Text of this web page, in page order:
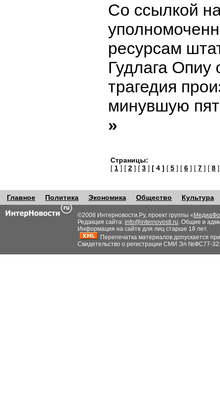
Со ссылкой
ресурсам
Гудлага Опиу
трагедия
минувшую
»
Страницы:
[ 1 ] [ 2 ] [ 3 ] [ 4 ] [ 5 ] [ 6 ] [ 7 ] [ 8
Главное Политика Экономика Общество Культура
©2008 Интерновости.Ру, проект группы «
Редакция сайта: info@internovosti.ru. Общие и
Информация на сайте для лиц старше 18 лет.
Перепечатка материалов допускается
Свидетельство о регистрации СМИ Эл №ФС77-